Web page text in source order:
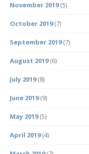
November 2019(5)
October 2019(7)
September 2019(7)
August 2019(6)
July 2019(8)
June 2019(9)
May 2019(5)
April 2019(4)